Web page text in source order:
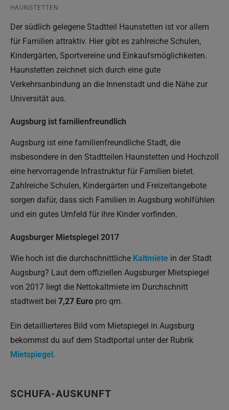
HAUNSTETTEN
Der südlich gelegene Stadtteil Haunstetten ist vor allem
für Familien attraktiv. Hier gibt es zahlreiche Schulen,
Kindergärten, Sportvereine und Einkaufsmöglichkeiten.
Haunstetten zeichnet sich durch eine gute
Verkehrsanbindung an die Innenstadt und die Nähe zur
Universität aus.
Augsburg ist familienfreundlich
Augsburg ist eine familienfreundliche Stadt, die
insbesondere in den Stadtteilen Haunstetten und Hochzoll
eine hervorragende Infrastruktur für Familien bietet.
Zahlreiche Schulen, Kindergärten und Freizeitangebote
sorgen dafür, dass sich Familien in Augsburg wohlfühlen
und ein gutes Umfeld für ihre Kinder vorfinden.
Augsburger Mietspiegel 2017
Wie hoch ist die durchschnittliche Kaltmiete in der Stadt
Augsburg? Laut dem offiziellen Augsburger Mietspiegel
von 2017 liegt die Nettokaltmiete im Durchschnitt
stadtweit bei 7,27 Euro pro qm.
Ein detaillierteres Bild vom Mietspiegel in Augsburg
bekommst du auf dem Stadtportal unter der Rubrik
Mietspiegel.
SCHUFA-AUSKUNFT